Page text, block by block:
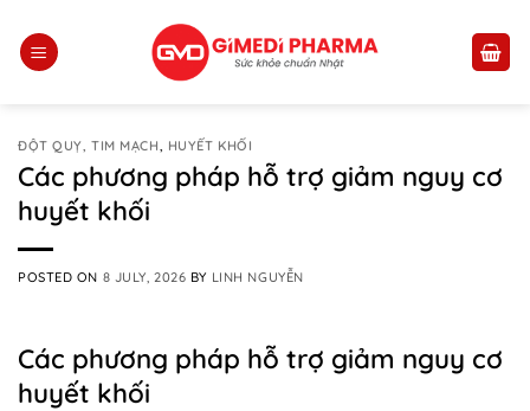
content
ĐỘT QUỴ, TIM MẠCH, HUYẾT KHỐI
Các phương pháp hỗ trợ giảm nguy cơ
huyết khối
POSTED ON 8 JULY, 2026 BY LINH NGUYỄN
Các phương pháp hỗ trợ giảm nguy cơ
huyết khối